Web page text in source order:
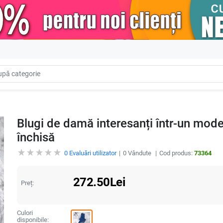
Blugi de damă interesanți într-un
închisă
0Evaluări utilizator 0Vândute Cod produs: 73364
Preț: 272.50Lei
Culori
disponibile: